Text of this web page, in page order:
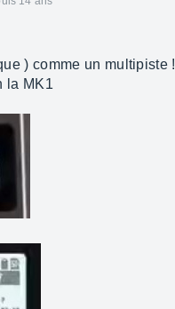
) comme un multipiste !
la MK1